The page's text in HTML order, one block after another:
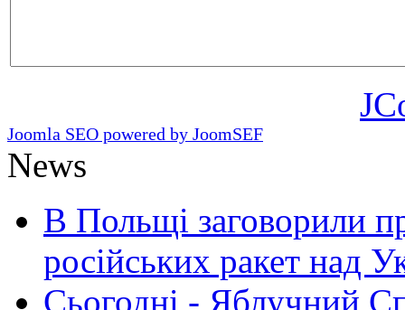
Joomla SEO powered by JoomSEF
News
В Польщі заговорили
російських ракет над
Сьогодні - Яблучний